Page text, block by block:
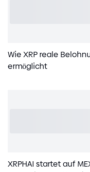
Wie XRP reale
ermöglicht
XRPHAI startet auf